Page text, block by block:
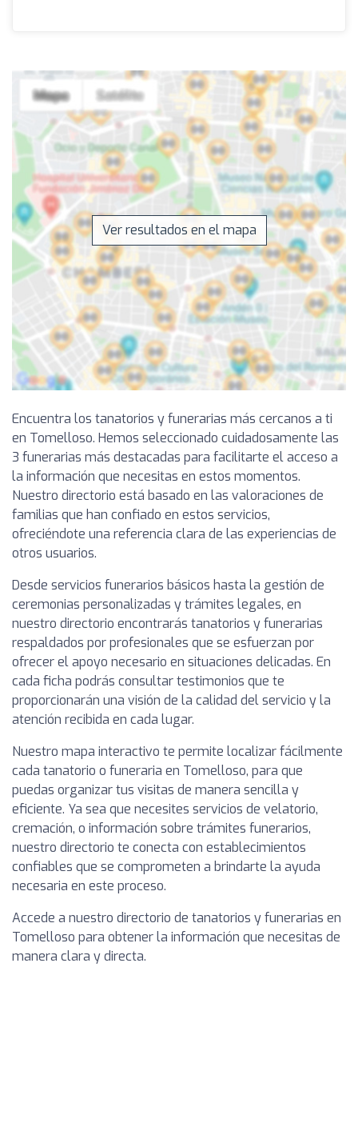
Ver resultados en el mapa
Encuentra los tanatorios y funerarias más cercanos a ti
en Tomelloso. Hemos seleccionado cuidadosamente las
3 funerarias más destacadas para facilitarte el acceso a
la información que necesitas en estos momentos.
Nuestro directorio está basado en las valoraciones de
familias que han confiado en estos servicios,
ofreciéndote una referencia clara de las experiencias de
otros usuarios.
Desde servicios funerarios básicos hasta la gestión de
ceremonias personalizadas y trámites legales, en
nuestro directorio encontrarás tanatorios y funerarias
respaldados por profesionales que se esfuerzan por
ofrecer el apoyo necesario en situaciones delicadas. En
cada ficha podrás consultar testimonios que te
proporcionarán una visión de la calidad del servicio y la
atención recibida en cada lugar.
Nuestro mapa interactivo te permite localizar fácilmente
cada tanatorio o funeraria en Tomelloso, para que
puedas organizar tus visitas de manera sencilla y
eficiente. Ya sea que necesites servicios de velatorio,
cremación, o información sobre trámites funerarios,
nuestro directorio te conecta con establecimientos
confiables que se comprometen a brindarte la ayuda
necesaria en este proceso.
Accede a nuestro directorio de tanatorios y funerarias en
Tomelloso para obtener la información que necesitas de
manera clara y directa.